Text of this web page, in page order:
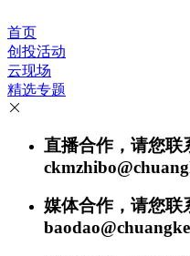
首页
创投活动
云现场
精选专题
直播合作，请您联
媒体合作，请您联